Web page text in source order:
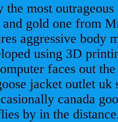
the most
gold one from
aggressive body
using 3D
faces out
jacket outlet
canada
by in the